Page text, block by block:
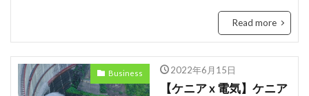
Read more
Business 2022年6月15日
【ケニア x 電気】ケニア